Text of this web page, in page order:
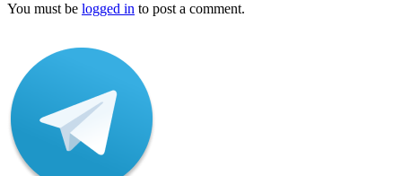
You must be logged in to post a comment.